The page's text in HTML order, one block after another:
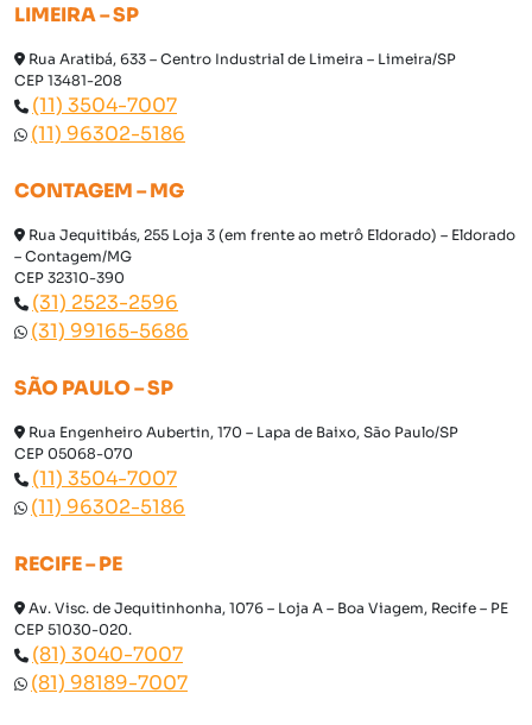
LIMEIRA – SP
Rua Aratibá, 633 – Centro Industrial de Limeira – Limeira/SP
CEP 13481-208
(11) 3504-7007
(11) 96302-5186
CONTAGEM – MG
Rua Jequitibás, 255 Loja 3 (em frente ao metrô Eldorado) – Eldorado
– Contagem/MG
CEP 32310-390
(31) 2523-2596
(31) 99165-5686
SÃO PAULO – SP
Rua Engenheiro Aubertin, 170 – Lapa de Baixo, São Paulo/SP
CEP 05068-070
(11) 3504-7007
(11) 96302-5186
RECIFE – PE
Av. Visc. de Jequitinhonha, 1076 – Loja A – Boa Viagem, Recife – PE
CEP 51030-020.
(81) 3040-7007
(81) 98189-7007